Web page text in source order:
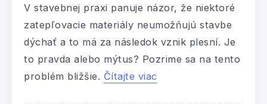
V stavebnej praxi panuje názor, že niektoré
zatepľovacie materiály neumožňujú stavbe
dýchať a to má za následok vznik plesní. Je
to pravda alebo mýtus? Pozrime sa na tento
problém bližšie. Čítajte viac